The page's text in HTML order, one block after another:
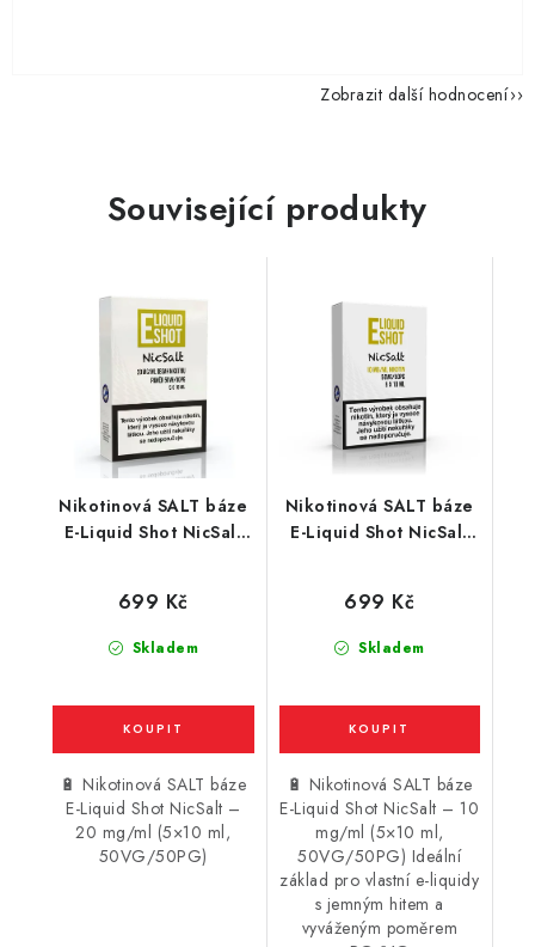
Zobrazit další hodnocení
Související produkty
Nikotinová SALT báze
E-Liquid Shot NicSalt
Skladem
699 Kč
🔋 Nikotinová SALT báze
E-Liquid Shot NicSalt –
20 mg/ml (5×10 ml,
50VG/50PG)
Nikotinová SALT báze
E-Liquid Shot NicSalt
Skladem
699 Kč
🔋 Nikotinová SALT báze
E-Liquid Shot NicSalt – 10
mg/ml (5×10 ml,
50VG/50PG) Ideální
základ pro vlastní e-liquidy
s jemným hitem a
vyváženým poměrem